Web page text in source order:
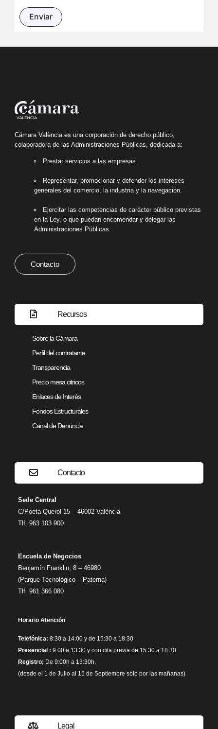
Cámara València es una corporación de derecho público,
colaboradora de las Administraciones Públicas, dedicada a:
Prestar servicios a las empresas.
Representar, promocionar y defender los intereses
generales del comercio, la industria y la navegación.
Ejercitar las competencias de carácter público previstas
en la Ley, o que puedan encomendar y delegar las
Administraciones Públicas.
Contacto
Recursos
Sobre la Cámara
Perfil del contratante
Transparencia
Precio mesa citricos
Enlaces de Interés
Fondos Estructurales
Canal de Denuncia
Contacto
Sede Central
C/Poeta Querol 15 – 46002 València
Tlf. 963 103 900
Escuela de Negocios
Benjamín Franklin, 8 – 46980
(Parque Tecnológico – Paterna)
Tlf. 961 366 080
Horario Atención
Telefónica: 8:30 a 14:00 y de 15:30 a 18:30
Presencial : 9:00 a 13:30 y con cita previa de 15:30 a 18:30
Registro; De 9:00h a 13:30h.
(desde el 1 de Julio al 15 de Septiembre sólo por las mañanas)
Legal